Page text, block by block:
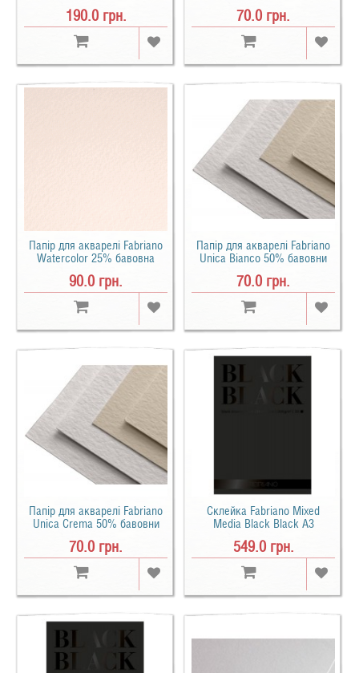
300 г/м2
190.0 грн.
200 г/м2
70.0 грн.
Папір для акварелі Fabriano
Watercolor 25% бавовна
300 г/м2
90.0 грн.
Папір для акварелі Fabriano
Unica Bianco 50% бавовни
250 г/м2
70.0 грн.
Папір для акварелі Fabriano
Unica Crema 50% бавовни
250 г/м2
70.0 грн.
Склейка Fabriano Mixed
Media Black Black A3
549.0 грн.